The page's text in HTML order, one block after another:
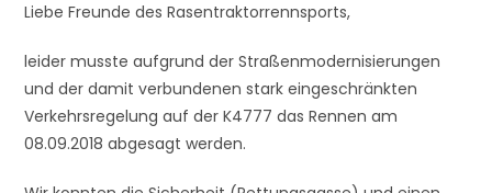
Liebe Freunde des Rasentraktorrennsports,
leider musste aufgrund der Straßenmodernisierungen
und der damit verbundenen stark eingeschränkten
Verkehrsregelung auf der K4777 das Rennen am
08.09.2018 abgesagt werden.